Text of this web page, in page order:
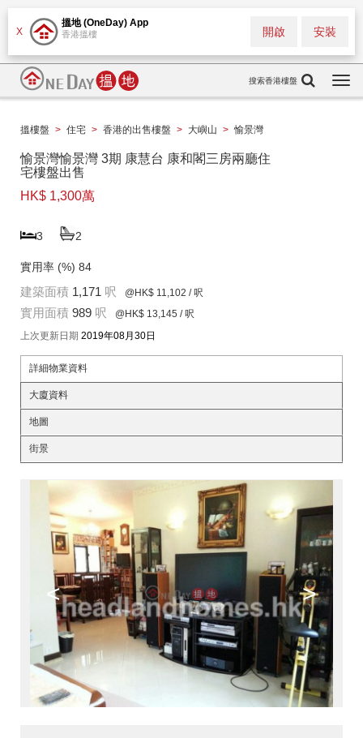
X
搵地 (OneDay) App
香港搵樓 安裝
開啟
搜索香港樓盤
搵樓盤 > 住宅 > 香港的出售樓盤 > 大嶼山 > 愉景灣
愉景灣愉景灣 3期 康慧台 康和閣三房兩廳住
宅樓盤出售
HK$ 1,300萬
3 2
實用率 (%) 84
建築面積 1,171 呎 @HK$ 11,102 / 呎
實用面積 989 呎 @HK$ 13,145 / 呎
上次更新日期 2019年08月30日
詳細物業資料
大廈資料
地圖
街景
< >